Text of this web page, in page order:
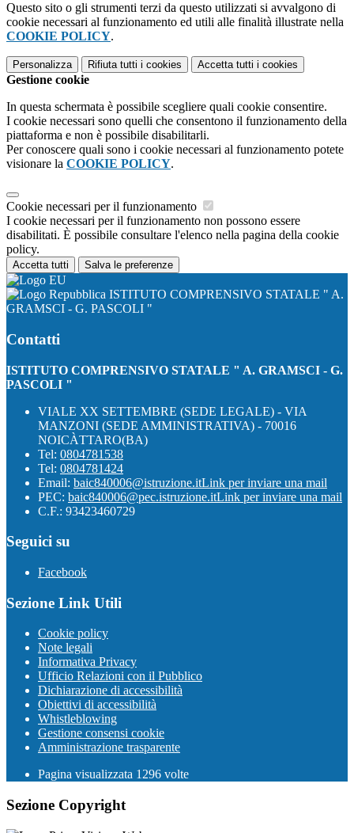
Questo sito o gli strumenti terzi da questo utilizzati si avvalgono di
cookie necessari al funzionamento ed utili alle finalità illustrate nella
COOKIE POLICY.
Personalizza Rifiuta tutti i cookies Accetta tutti i cookies
Gestione cookie
In questa schermata è possibile scegliere quali cookie consentire.
I cookie necessari sono quelli che consentono il funzionamento della
piattaforma e non è possibile disabilitarli.
Per conoscere quali sono i cookie necessari al funzionamento potete
visionare la COOKIE POLICY.
Cookie necessari per il funzionamento
I cookie necessari per il funzionamento non possono essere
disabilitati. È possibile consultare l'elenco nella pagina della cookie
policy.
Accetta tutti Salva le preferenze
ISTITUTO COMPRENSIVO STATALE " A.
GRAMSCI - G. PASCOLI "
Contatti
ISTITUTO COMPRENSIVO STATALE " A. GRAMSCI - G.
PASCOLI "
VIALE XX SETTEMBRE (SEDE LEGALE) - VIA
MANZONI (SEDE AMMINISTRATIVA) - 70016
NOICÀTTARO(BA)
Tel: 0804781538
Tel: 0804781424
Email: baic840006@istruzione.itLink per inviare una mail
PEC: baic840006@pec.istruzione.itLink per inviare una mail
C.F.: 93423460729
Seguici su
Facebook
Sezione Link Utili
Cookie policy
Note legali
Informativa Privacy
Ufficio Relazioni con il Pubblico
Dichiarazione di accessibilità
Obiettivi di accessibilità
Whistleblowing
Gestione consensi cookie
Amministrazione trasparente
Pagina visualizzata 1296 volte
Sezione Copyright